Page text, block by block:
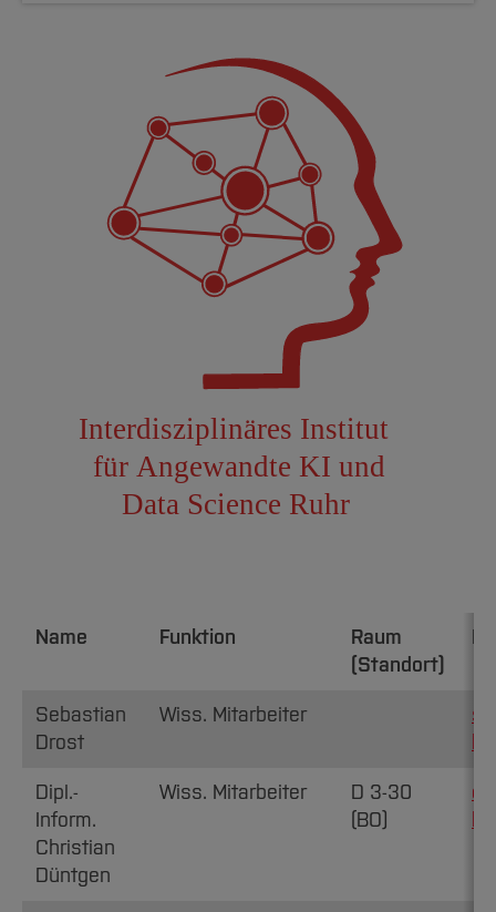
Name Funktion
Raum
(Standort)
E-
Sebastian
Drost
Wiss. Mitarbeiter
Dipl.-
Inform.
Christian
Düntgen
Wiss. Mitarbeiter
D 3-30
(BO)